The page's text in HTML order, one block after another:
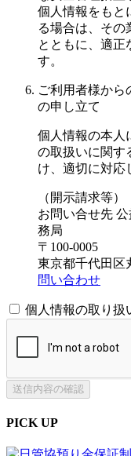
個人情報をもと
る場合は、その
とともに、適正
す。
ご利用者様から
の申し立て
個人情報の本人
の取扱いに関す
け、適切に対応
（開示請求等）
お問い合せ先
務局
〒100-0005
東京都千代田区
問い合わせ
個人情報の取り扱
PICK UP